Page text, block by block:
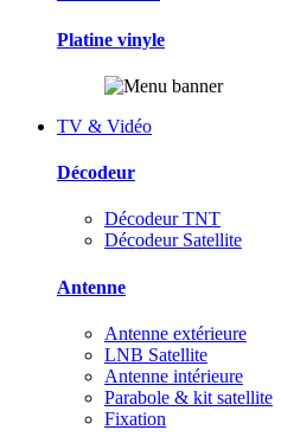
Platine vinyle
TV & Vidéo
Décodeur
Décodeur TNT
Décodeur Satellite
Antenne
Antenne extérieure
LNB Satellite
Antenne intérieure
Parabole & kit satellite
Fixation